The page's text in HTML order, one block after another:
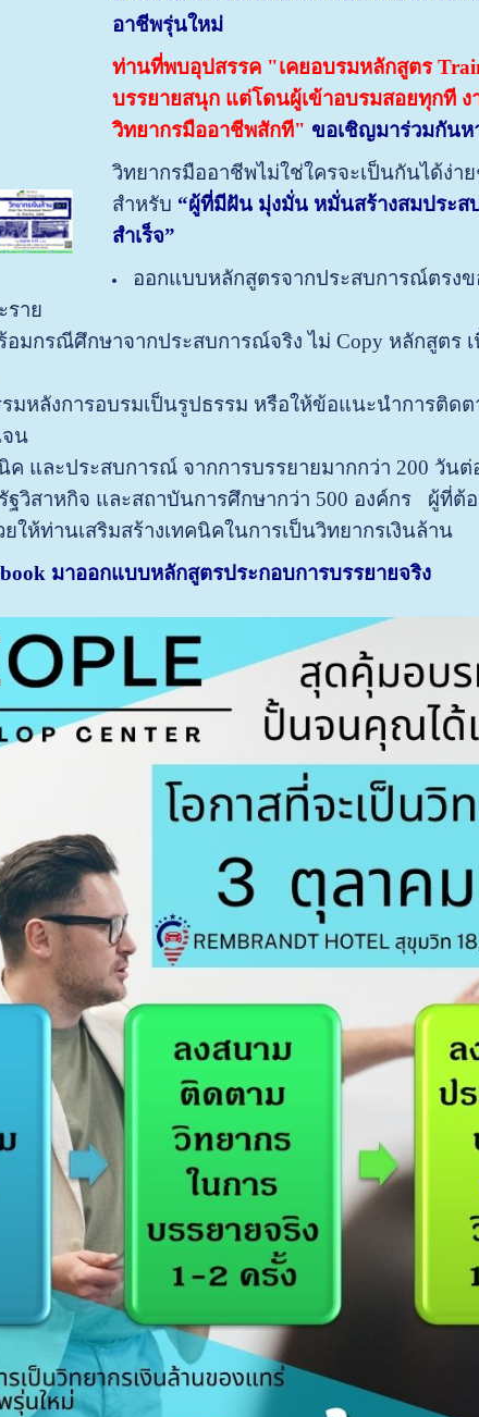
อาชีพรุ่นใหม่
ท่านที่พบอุปสรรค "เคยอบรมหลักสูตร
บรรยายสนุก แต่โดนผู้เข้าอบรมสอยทุกที
วิทยากรมืออาชีพสักที" ขอเชิญมาร่วมกันห
วิทยากรมืออาชีพไม่ใช่ใครจะเป็นกันได้ง่า
สำหรับ “ผู้ที่มีฝัน มุ่งมั่น หมั่นสร้างสมประส
สำเร็จ”
ออกแบบหลักสูตรจากประสบการณ์ตรง
ราย
อมกรณีศึกษาจากประสบการณ์จริง ไม่ Copy หลักสูตร
มหลังการอบรมเป็นรูปธรรม หรือให้ข้อแนะนำการติด
จน
และประสบการณ์ จากการบรรยายมากกว่า 200 วันต่
ฐวิสาหกิจ และสถาบันการศึกษากว่า 500 องค์กร ผู้ที่ต้
ห้ท่านเสริมสร้างเทคนิคในการเป็นวิทยากรเงินล้าน
มาออกแบบหลักสูตรประกอบการบรรยายจริง